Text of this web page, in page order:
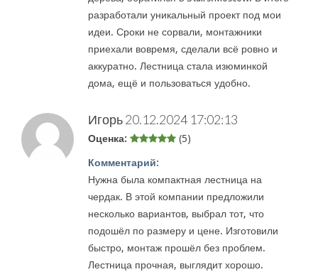
разработали уникальный проект под мои
идеи. Сроки не сорвали, монтажники
приехали вовремя, сделали всё ровно и
аккуратно. Лестница стала изюминкой
дома, ещё и пользоваться удобно.
Игорь20.12.2024 17:02:13
Оценка: (5)
Комментарий:
Нужна была компактная лестница на
чердак. В этой компании предложили
несколько вариантов, выбрал тот, что
подошёл по размеру и цене. Изготовили
быстро, монтаж прошёл без проблем.
Лестница прочная, выглядит хорошо.